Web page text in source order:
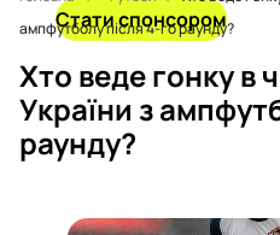
Стати спонсором
ампфутболу після 4-го раунду?
Хто веде гонку в
України з
раунду?